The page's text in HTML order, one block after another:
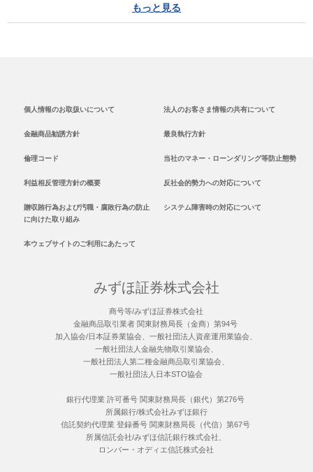
もっと見る
個人情報のお取扱いについて 法人のお客さま情報の共有について
金融商品勧誘方針 最良執行方針
倫理コード 当社のマネー・ローンダリング等防止態勢
利益相反管理方針の概要 反社会的勢力への対応について
贈収賄行為および汚職・腐敗行為の防止
に向けた取り組み
システム障害時の対応について
本ウェブサイトのご利用にあたって
みずほ証券株式会社
商号等/みずほ証券株式会社
金融商品取引業者 関東財務局長（金商）第94号
加入協会/日本証券業協会、一般社団法人資産運用業協会、
一般社団法人金融先物取引業協会、
一般社団法人第二種金融商品取引業協会、
一般社団法人日本STO協会
銀行代理業 許可番号 関東財務局長（銀代）第276号
所属銀行/株式会社みずほ銀行
信託契約代理業 登録番号 関東財務局長（代信）第67号
所属信託会社/みずほ信託銀行株式会社、
ロンバー・オディエ信託株式会社